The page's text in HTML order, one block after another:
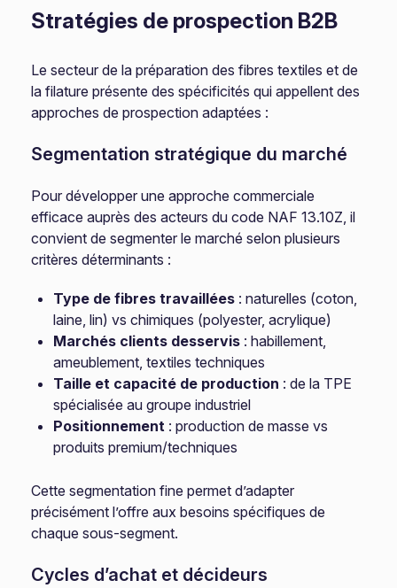
Stratégies de prospection B2B
Le secteur de la préparation des fibres textiles et de
la filature présente des spécificités qui appellent des
approches de prospection adaptées :
Segmentation stratégique du marché
Pour développer une approche commerciale
efficace auprès des acteurs du code NAF 13.10Z, il
convient de segmenter le marché selon plusieurs
critères déterminants :
Type de fibres travaillées : naturelles (coton,
laine, lin) vs chimiques (polyester, acrylique)
Marchés clients desservis : habillement,
ameublement, textiles techniques
Taille et capacité de production : de la TPE
spécialisée au groupe industriel
Positionnement : production de masse vs
produits premium/techniques
Cette segmentation fine permet d’adapter
précisément l’offre aux besoins spécifiques de
chaque sous-segment.
Cycles d’achat et décideurs